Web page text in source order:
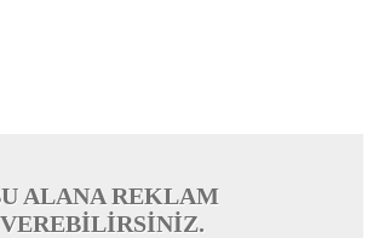
ALANA REKLAM
VEREBİLİRSİNİZ.